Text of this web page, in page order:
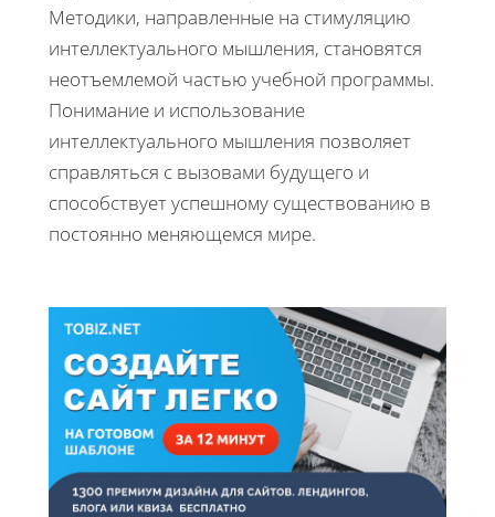
Методики, направленные на стимуляцию
интеллектуального мышления, становятся
неотъемлемой частью учебной программы.
Понимание и использование
интеллектуального мышления позволяет
справляться с вызовами будущего и
способствует успешному существованию в
постоянно меняющемся мире.